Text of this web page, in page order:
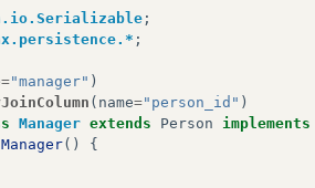
java sql . Timestamp
name "update_date"
Timestamp
"description" nullable
String description
;
;
="manager" )
( name="person_id" )
Manager extends Person
implements
Manager()
{